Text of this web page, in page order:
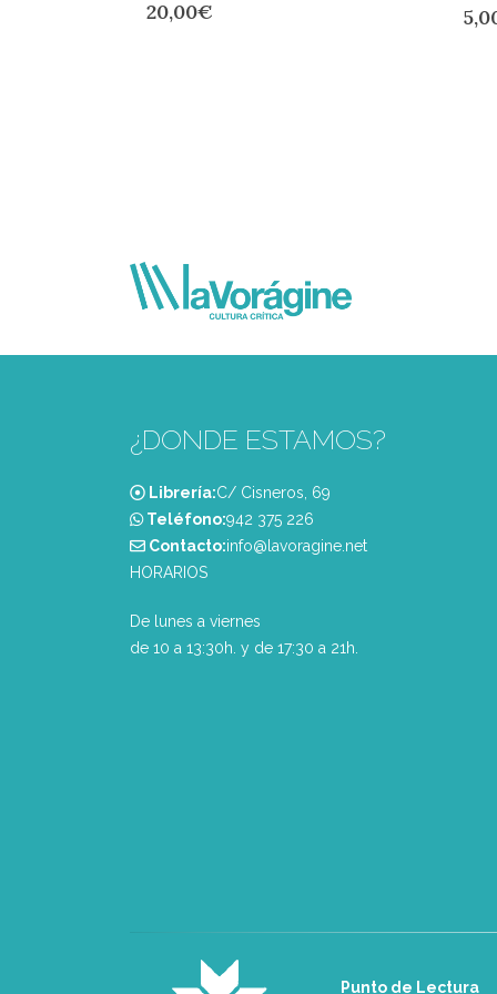
20,00€
¿DONDE ESTAMOS?
Librería:C/ Cisneros, 69
Teléfono:‭942 375 226‬
Contacto:info@lavoragine.net
HORARIOS
De lunes a viernes
de 10 a 13:30h. y de 17:30 a 21h.
Punto de Lectura